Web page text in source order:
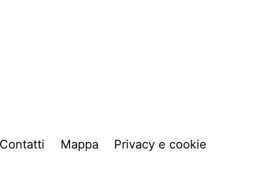
Contatti Mappa Privacy e cookie